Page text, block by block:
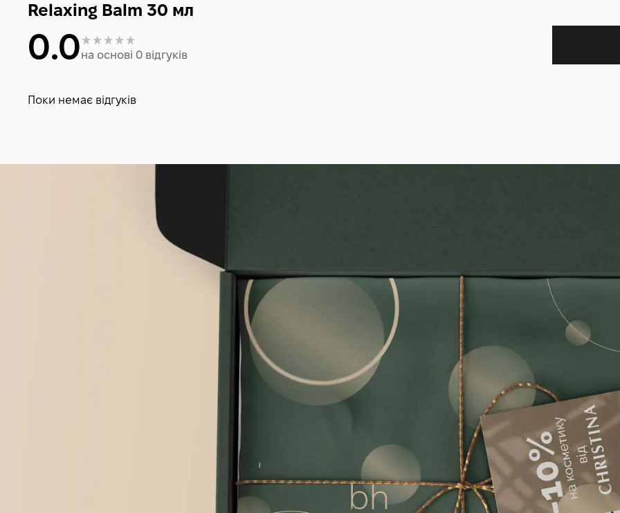
Relaxing Balm 30 мл
0.0на основі 0 відгуків
Поки немає відгуків